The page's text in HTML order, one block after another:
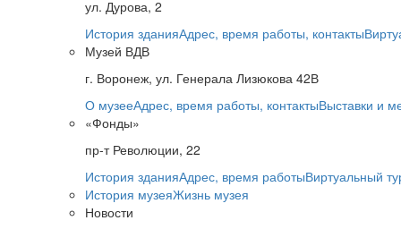
ул. Дурова, 2
История зданияАдрес, время работы, контакты
Музей ВДВ
г. Воронеж, ул. Генерала Лизюкова 42В
О музееАдрес, время работы, контактыВыставки и
«Фонды»
пр-т Революции, 22
История зданияАдрес, время работыВиртуальный
История музеяЖизнь музея
Новости